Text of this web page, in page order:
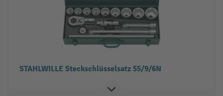
STAHLWILLE Steckschlüsselsatz 55/9/6N